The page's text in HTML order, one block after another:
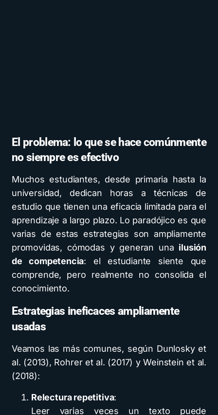
El problema: lo que se hace comúnmente
no siempre es efectivo
Muchos estudiantes, desde primaria hasta la
universidad, dedican horas a técnicas de
estudio que tienen una eficacia limitada para el
aprendizaje a largo plazo. Lo paradójico es que
varias de estas estrategias son ampliamente
promovidas, cómodas y generan una ilusión
de competencia: el estudiante siente que
comprende, pero realmente no consolida el
conocimiento.
Estrategias ineficaces ampliamente
usadas
Veamos las más comunes, según Dunlosky et
al. (2013), Rohrer et al. (2017) y Weinstein et al.
(2018):
Relectura repetitiva:
Leer varias veces un texto puede